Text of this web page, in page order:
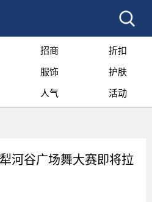
招商 折扣
服饰 护肤
人气 活动
河谷广场舞大赛即将拉